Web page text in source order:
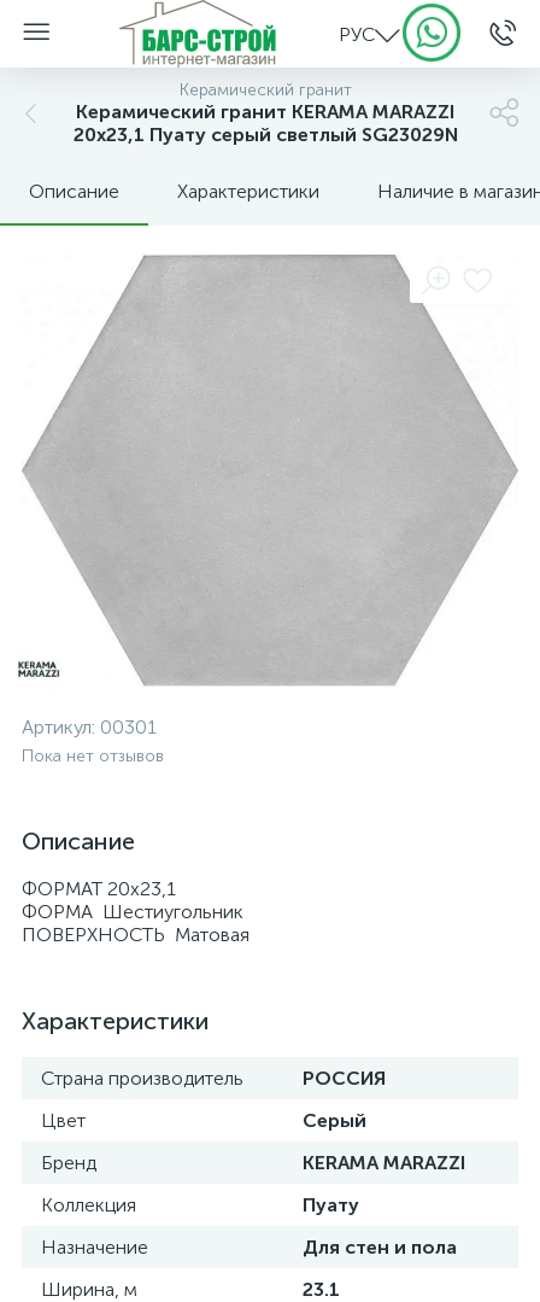
РУС
Керамический гранит
Керамический гранит KERAMA MARAZZI
20х23,1 Пуату серый светлый SG23029N
Описание Характеристики Наличие в
Артикул: 00301
Пока нет отзывов
Описание
ФОРМАТ 20x23,1
ФОРМА Шестиугольник
ПОВЕРХНОСТЬ Матовая
Характеристики
Страна производитель
РОССИЯ
Цвет
Серый
Бренд
KERAMA MARAZZI
Коллекция
Пуату
Назначение
Для стен и пола
Ширина, м
23.1